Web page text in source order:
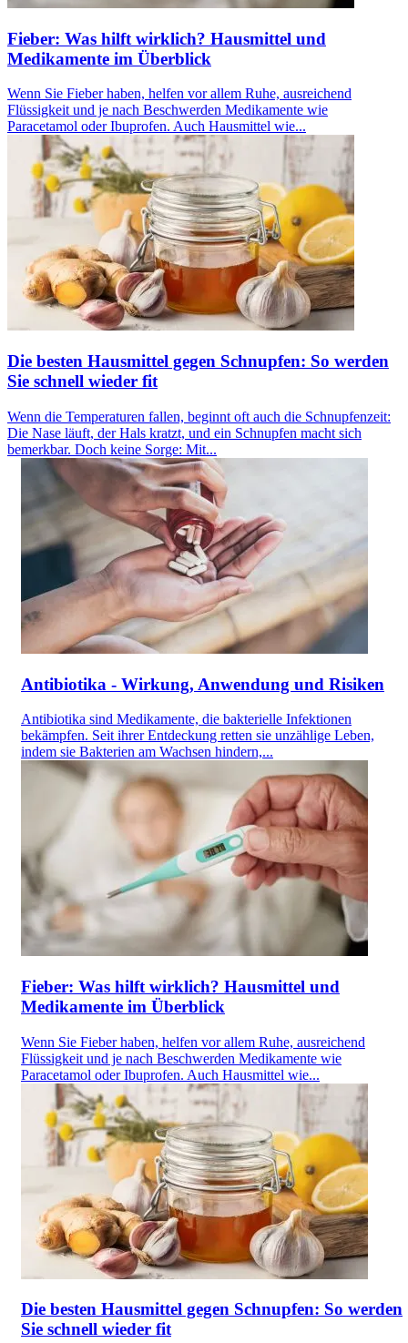
Fieber: Was hilft wirklich? Hausmittel und
Medikamente im Überblick
Wenn Sie Fieber haben, helfen vor allem Ruhe, ausreichend
Flüssigkeit und je nach Beschwerden Medikamente wie
Paracetamol oder Ibuprofen. Auch Hausmittel wie...
Die besten Hausmittel gegen Schnupfen: So werden
Sie schnell wieder fit
Wenn die Temperaturen fallen, beginnt oft auch die Schnupfenzeit:
Die Nase läuft, der Hals kratzt, und ein Schnupfen macht sich
bemerkbar. Doch keine Sorge: Mit...
Antibiotika - Wirkung, Anwendung und Risiken
Antibiotika sind Medikamente, die bakterielle Infektionen
bekämpfen. Seit ihrer Entdeckung retten sie unzählige Leben,
indem sie Bakterien am Wachsen hindern,...
Fieber: Was hilft wirklich? Hausmittel und
Medikamente im Überblick
Wenn Sie Fieber haben, helfen vor allem Ruhe, ausreichend
Flüssigkeit und je nach Beschwerden Medikamente wie
Paracetamol oder Ibuprofen. Auch Hausmittel wie...
Die besten Hausmittel gegen Schnupfen: So werden
Sie schnell wieder fit